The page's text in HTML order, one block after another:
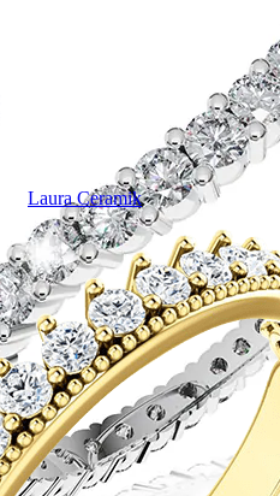
Laura Ceramik